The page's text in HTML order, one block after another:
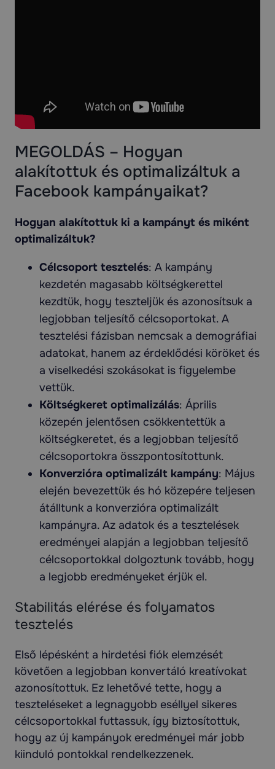
MEGOLDÁS – Hogyan
alakítottuk és optimalizáltuk a
Facebook kampányaikat?
Hogyan alakítottuk ki a kampányt és miként
optimalizáltuk?
Célcsoport tesztelés: A kampány
kezdetén magasabb költségkerettel
kezdtük, hogy teszteljük és azonosítsuk a
legjobban teljesítő célcsoportokat. A
tesztelési fázisban nemcsak a demográfiai
adatokat, hanem az érdeklődési köröket és
a viselkedési szokásokat is figyelembe
vettük.
Költségkeret optimalizálás: Április
közepén jelentősen csökkentettük a
költségkeretet, és a legjobban teljesítő
célcsoportokra összpontosítottunk.
Konverzióra optimalizált kampány: Május
elején bevezettük és hó közepére teljesen
átálltunk a konverzióra optimalizált
kampányra. Az adatok és a tesztelések
eredményei alapján a legjobban teljesítő
célcsoportokkal dolgoztunk tovább, hogy
a legjobb eredményeket érjük el.
Stabilitás elérése és folyamatos
tesztelés
Első lépésként a hirdetési fiók elemzését
követően a legjobban konvertáló kreatívokat
azonosítottuk. Ez lehetővé tette, hogy a
teszteléseket a legnagyobb eséllyel sikeres
célcsoportokkal futtassuk, így biztosítottuk,
hogy az új kampányok eredményei már jobb
kiinduló pontokkal rendelkezzenek.